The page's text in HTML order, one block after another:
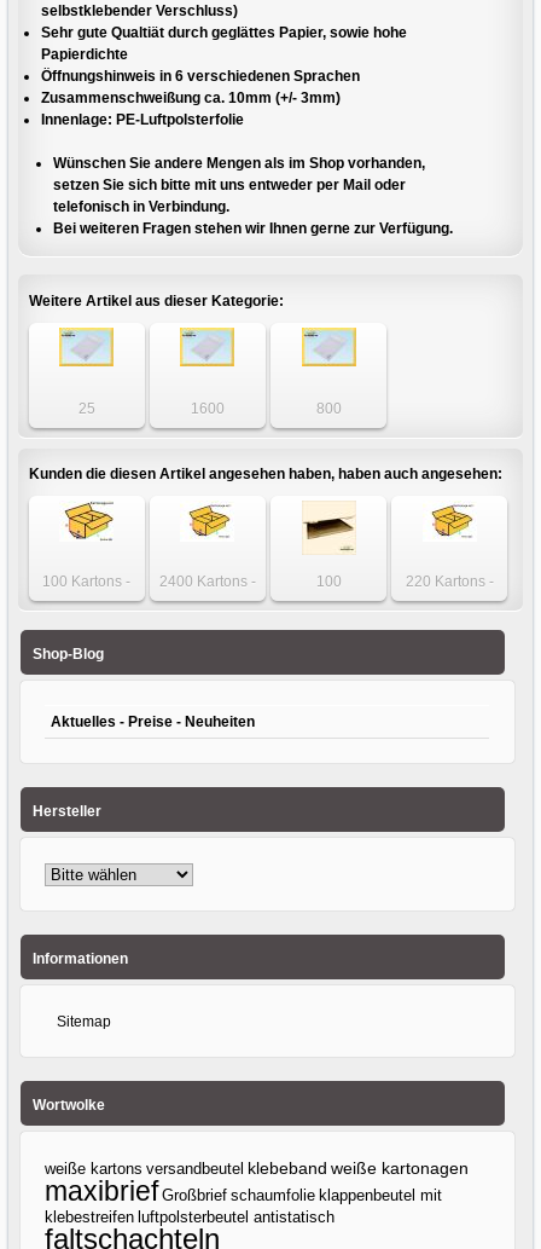
selbstklebender Verschluss)
Sehr gute Qualtiät durch geglättes Papier, sowie hohe
Papierdichte
Öffnungshinweis in 6 verschiedenen Sprachen
Zusammenschweißung ca. 10mm (+/- 3mm)
Innenlage: PE-Luftpolsterfolie
Wünschen Sie andere Mengen als im Shop vorhanden,
setzen Sie sich bitte mit uns entweder per Mail oder
telefonisch in Verbindung.
Bei weiteren Fragen stehen wir Ihnen gerne zur Verfügung.
Weitere Artikel aus dieser Kategorie:
25
Luftpolstertaschen
weiß
1600
Luftpolstertaschen
weiß
800
Luftpolstertaschen
weiß
Kunden die diesen Artikel angesehen haben, haben auch angesehen:
100 Kartons -
Karton 215 x 180
2400 Kartons -
Innenmaß Karton
100
Faltschachteln -
220 Kartons -
zweiwellig Karton
Shop-Blog
Aktuelles - Preise - Neuheiten
Hersteller
Informationen
Sitemap
Wortwolke
weiße kartons versandbeutel klebeband weiße kartonagen
maxibrief Großbrief schaumfolie klappenbeutel mit
klebestreifen luftpolsterbeutel antistatisch
faltschachteln